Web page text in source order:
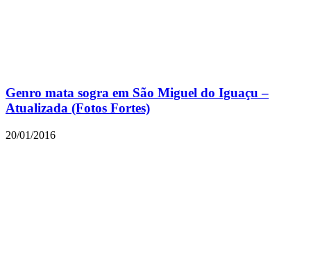
Genro mata sogra em São Miguel do Iguaçu –
Atualizada (Fotos Fortes)
20/01/2016